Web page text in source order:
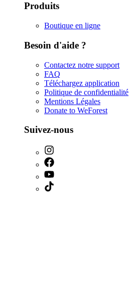
Produits
Boutique en ligne
Besoin d'aide ?
Contactez notre support
FAQ
Téléchargez application
Politique de confidentialité
Mentions Légales
Donate to WeForest
Suivez-nous